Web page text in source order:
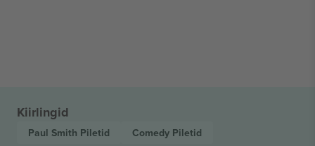
Kiirlingid
Paul Smith Piletid Comedy Piletid